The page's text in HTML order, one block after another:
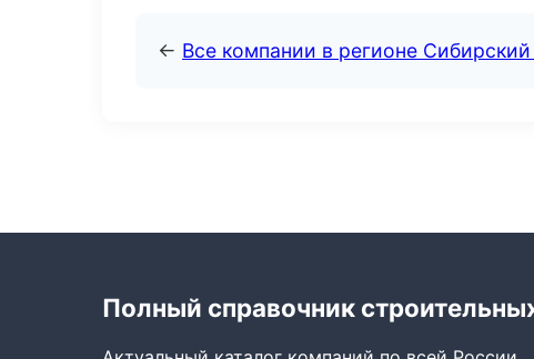
← Все компании в регионе
Полный справочник